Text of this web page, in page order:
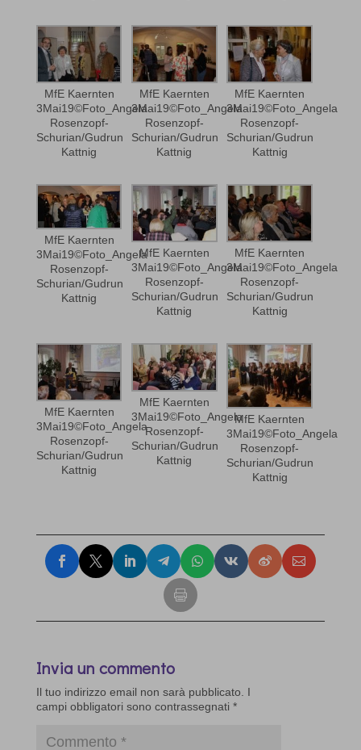
MfE Kaernten
3Mai19©Foto_Angela
Rosenzopf-
Schurian/Gudrun
Kattnig
MfE Kaernten
3Mai19©Foto_Angela
Rosenzopf-
Schurian/Gudrun
Kattnig
MfE Kaernten
3Mai19©Foto_Angela
Rosenzopf-
Schurian/Gudrun
Kattnig
MfE Kaernten
3Mai19©Foto_Angela
Rosenzopf-
Schurian/Gudrun
Kattnig
MfE Kaernten
3Mai19©Foto_Angela
Rosenzopf-
Schurian/Gudrun
Kattnig
MfE Kaernten
3Mai19©Foto_Angela
Rosenzopf-
Schurian/Gudrun
Kattnig
MfE Kaernten
3Mai19©Foto_Angela
Rosenzopf-
Schurian/Gudrun
Kattnig
MfE Kaernten
3Mai19©Foto_Angela
Rosenzopf-
Schurian/Gudrun
Kattnig
MfE Kaernten
3Mai19©Foto_Angela
Rosenzopf-
Schurian/Gudrun
Kattnig
Invia un commento
Il tuo indirizzo email non sarà pubblicato.
I
campi obbligatori sono contrassegnati *